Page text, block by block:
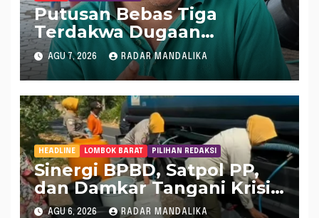
Putusan Bebas Tiga
Terdakwa Dugaan
Gratifikasi Dana “Siluman”
DPRD NTB, Najamudin
Sebut Putusan Hakim
Aneh dan Ganjil, Bakal
Lapor Hakim Tipikor
Mataram ke MA
AGU 7, 2026 RADAR MANDALIKA
HEADLINE LOMBOK BARAT PILIHAN REDAKSI
Sinergi BPBD, Satpol PP,
dan Damkar Tangani Krisis
Air Bersih di Lobar
AGU 6, 2026 RADAR MANDALIKA